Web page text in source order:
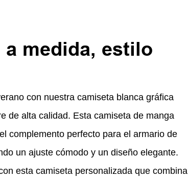
a medida, estilo
con nuestra camiseta blanca gráfica
de alta calidad. Esta camiseta de manga
complemento perfecto para el armario de
un ajuste cómodo y un diseño elegante.
esta camiseta personalizada que combina